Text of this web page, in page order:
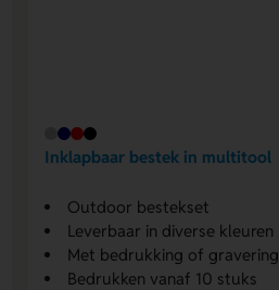
Inklapbaar bestek in multitool
Outdoor bestekset
Leverbaar in diverse kleuren
Met bedrukking of gravering
Bedrukken vanaf 10 stuks